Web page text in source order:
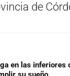
de
en las